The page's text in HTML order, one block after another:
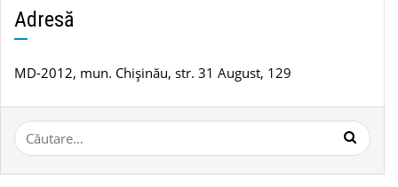
știri
Adresă
MD-2012, mun. Chișinău, str. 31 August, 129
Caută
după: